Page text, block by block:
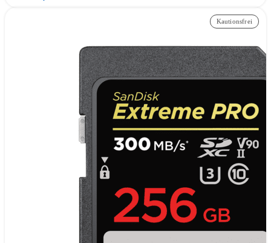
Kautionsfrei